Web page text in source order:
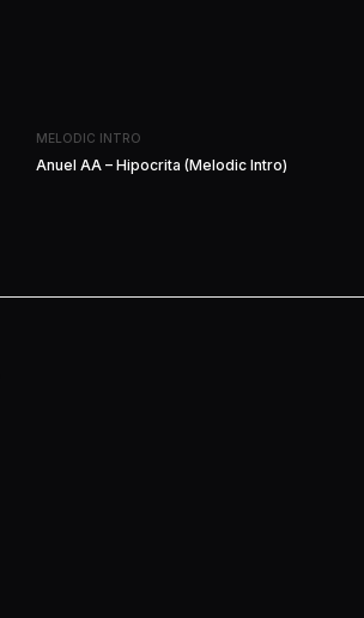
MELODIC INTRO
Anuel AA – Hipocrita (Melodic Intro)